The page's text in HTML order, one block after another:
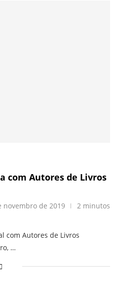
com Autores de Livros
novembro de 2019
2 minutos
com Autores de Livros
…